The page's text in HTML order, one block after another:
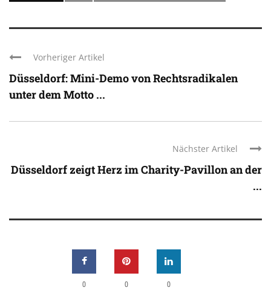
Vorheriger Artikel
Düsseldorf: Mini-Demo von Rechtsradikalen
unter dem Motto ...
Nächster Artikel
Düsseldorf zeigt Herz im Charity-Pavillon an der
...
0 0 0